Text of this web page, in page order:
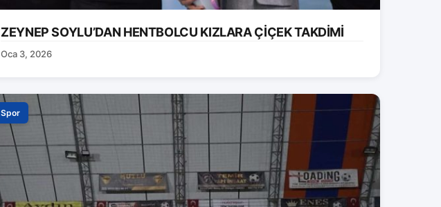
ZEYNEP SOYLU’DAN HENTBOLCU KIZLARA ÇİÇEK TAKDİMİ
Oca 3, 2026
Spor